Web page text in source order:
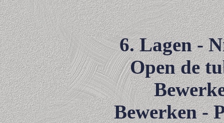
6. Lagen -
Open de
Bewerken -